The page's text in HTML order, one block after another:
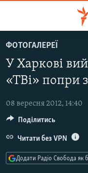
до
основного
матеріалу
до
навігації
Перейти
пошуку
ВСЕ ЗА ДОБУ
СТАТТІ
ПОЛІТИКА
ЕКОНОМІКА
СУСПІЛЬСТВО
КУЛЬТУРА
ВІЙНА
РОСІЙСЬКА
ДОНБАС.РЕАЛІЇ
КРИМ.РЕАЛІЇ
ФОТОГАЛЕРЕЇ
У Харкові
«ТВі» попри
08 вересня 2012, 14:40
Поділитись
Читати без VPN
Додати Радіо Свобода як